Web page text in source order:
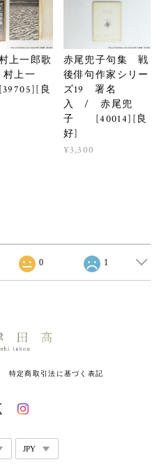
上一郎歌
上一
良
赤尾兜子句集 戦
後俳句作家シリー
ズ19 署名
入 / 赤尾兜
子 [40014][良
好]
¥3,300
0 1
特定商取引法に基づく表記